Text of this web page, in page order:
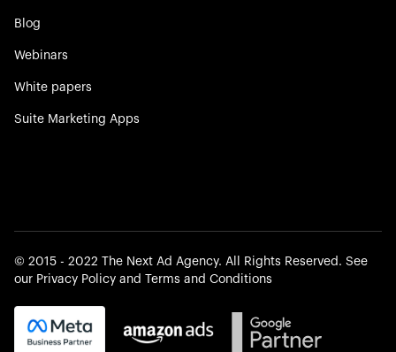
Blog
Webinars
White papers
Suite Marketing Apps
©️ 2015 - 2022 The Next Ad Agency. All Rights Reserved. See
our Privacy Policy and Terms and Conditions